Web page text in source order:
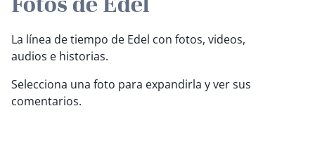
La línea de tiempo de Edel con fotos, videos,
audios e historias.
Selecciona una foto para expandirla y ver sus
comentarios.